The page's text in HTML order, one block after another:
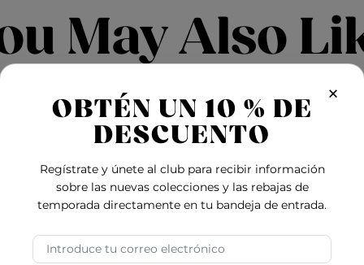
May Also
2 options 3
×
OBTÉN UN 10 % DE
DESCUENTO
Regístrate y únete al club para recibir información
sobre las nuevas colecciones y las rebajas de
temporada directamente en tu bandeja de entrada.
Dirección de correo electrónico